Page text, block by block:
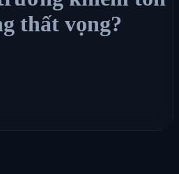
thất vọng?